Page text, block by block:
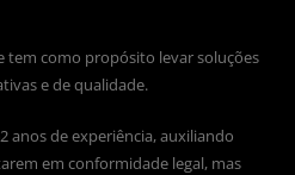
tem como propósito levar soluções
e de qualidade.
anos de experiência, auxiliando
em conformidade legal, mas